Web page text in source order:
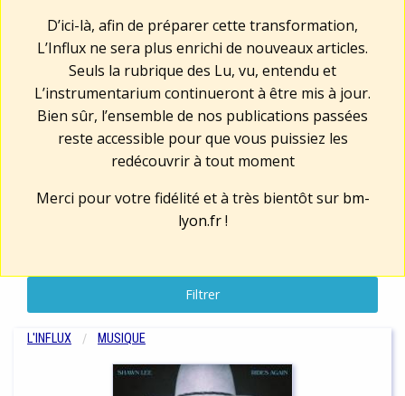
D’ici-là, afin de préparer cette transformation,
L’Influx ne sera plus enrichi de nouveaux articles.
Seuls la rubrique des Lu, vu, entendu et
L’instrumentarium continueront à être mis à jour.
Bien sûr, l’ensemble de nos publications passées
reste accessible pour que vous puissiez les
redécouvrir à tout moment
Merci pour votre fidélité et à très bientôt sur bm-
lyon.fr!
Filtrer
L'INFLUX MUSIQUE